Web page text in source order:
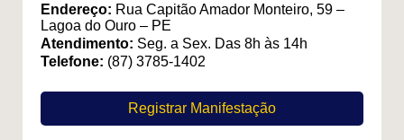
Endereço: Rua Capitão Amador Monteiro, 59 –
Lagoa do Ouro – PE
Atendimento: Seg. a Sex. Das 8h às 14h
Telefone: (87) 3785-1402
Registrar Manifestação